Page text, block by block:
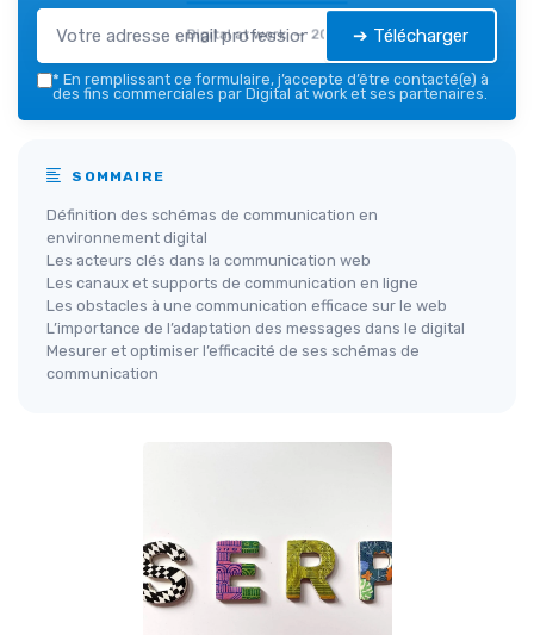
Digital at work — 2026 ➔ Télécharger
* En remplissant ce formulaire, j’accepte d’être contacté(e) à
des fins commerciales par Digital at work et ses partenaires.
SOMMAIRE
Définition des schémas de communication en
environnement digital
Les acteurs clés dans la communication web
Les canaux et supports de communication en ligne
Les obstacles à une communication efficace sur le web
L’importance de l’adaptation des messages dans le digital
Mesurer et optimiser l’efficacité de ses schémas de
communication